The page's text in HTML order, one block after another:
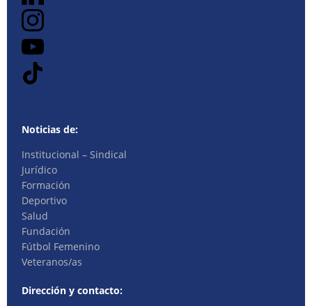
Noticias de:
Institucional – Sindical
Jurídico
Formación
Deportivo
Salud
Fundación
Fútbol Femenino
Veteranos/as
Dirección y contacto: